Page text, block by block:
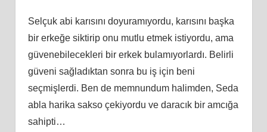
Selçuk abi karısını doyuramıyordu, karısını başka
bir erkeğe siktirip onu mutlu etmek istiyordu, ama
güvenebilecekleri bir erkek bulamıyorlardı. Belirli
güveni sağladıktan sonra bu iş için beni
seçmişlerdi. Ben de memnundum halimden, Seda
abla harika sakso çekiyordu ve daracık bir amcığa
sahipti…